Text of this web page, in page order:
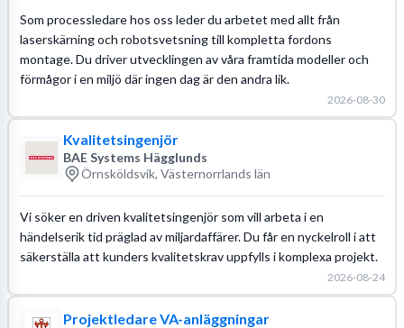
Som processledare hos oss leder du arbetet med allt från
laserskärning och robotsvetsning till kompletta fordons
montage. Du driver utvecklingen av våra framtida modeller och
förmågor i en miljö där ingen dag är den andra lik.
2026-08-30
Kvalitetsingenjör
BAE Systems Hägglunds
Örnsköldsvik, Västernorrlands län
Vi söker en driven kvalitetsingenjör som vill arbeta i en
händelserik tid präglad av miljardaffärer. Du får en nyckelroll i att
säkerställa att kunders kvalitetskrav uppfylls i komplexa projekt.
2026-08-24
Projektledare VA-anläggningar